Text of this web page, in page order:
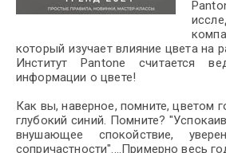
который изучает влияние цвета на
Институт Pantone считается
информации о цвете!
Как вы, наверное, помните, цветом
глубокий синий. Помните?
внушающее спокойствие,
сопричастности"....Примерно весь